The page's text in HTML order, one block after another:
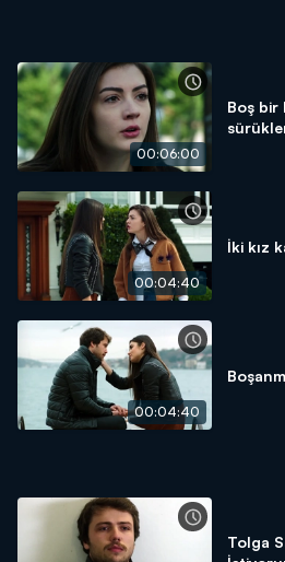
00:06:00
Boş bir
00:04:40
İki kız
00:04:40
Tolga